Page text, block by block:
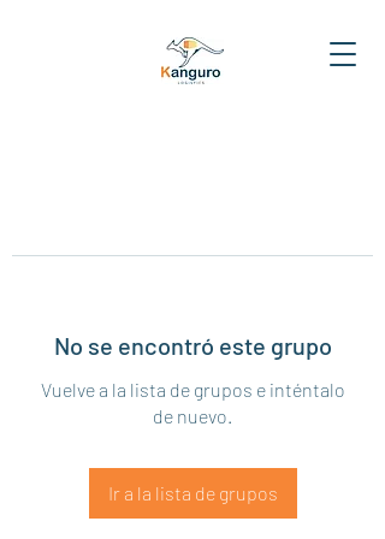
No se encontró este grupo
Vuelve a la lista de grupos e inténtalo
de nuevo.
Ir a la lista de grupos